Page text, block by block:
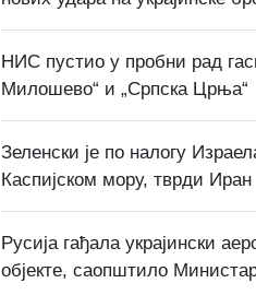
НИС пустио у пробни рад
Милошево“ и „Српска Црња“
Зеленски је по налогу
Каспијском мору, тврди Иран
Русија гађала украјински
објекте, саопштило